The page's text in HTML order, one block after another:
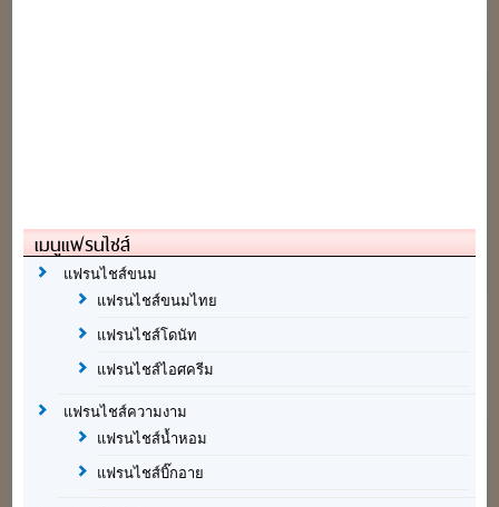
เมนูแฟรนไชส์
แฟรนไชส์ขนม
แฟรนไชส์ขนมไทย
แฟรนไชส์โดนัท
แฟรนไชส์ไอศครีม
แฟรนไชส์ความงาม
แฟรนไชส์น้ำหอม
แฟรนไชส์บิ๊กอาย